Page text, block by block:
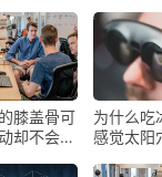
膝盖骨可
却不会掉
为什么吃
感觉太阳